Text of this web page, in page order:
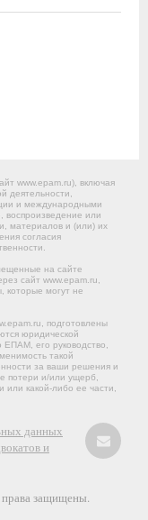
www.epam.ru), включая
деятельности,
и международными
воспроизведение или
материалов и (или) их
согласия
на сайте
сайт www.epam.ru,
которые могут не
подготовлены
юридической
его руководство,
такой
за ваши решения и
потери и/или ущерб,
или какой-либо ее части,
данных
и
защищены.